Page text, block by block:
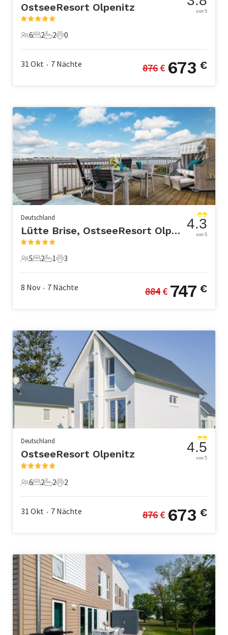
OstseeResort Olpenitz
6 Gäste
6
2 Schlafzimmer
2
2 Badezimmer
2
0 Haustiere
0
von 5
31 Okt • 7 Nächte 876 € 673 €
Deutschland
Lütte Brise, OstseeResort Olpenitz
5 Gäste
5
2 Schlafzimmer
2
1 Badezimmer
1
3 Haustiere
3
4.3
von 5
8 Nov • 7 Nächte 884 € 747 €
Deutschland
OstseeResort Olpenitz
6 Gäste
6
2 Schlafzimmer
2
2 Badezimmer
2
2 Haustiere
2
4.5
von 5
31 Okt • 7 Nächte 876 € 673 €